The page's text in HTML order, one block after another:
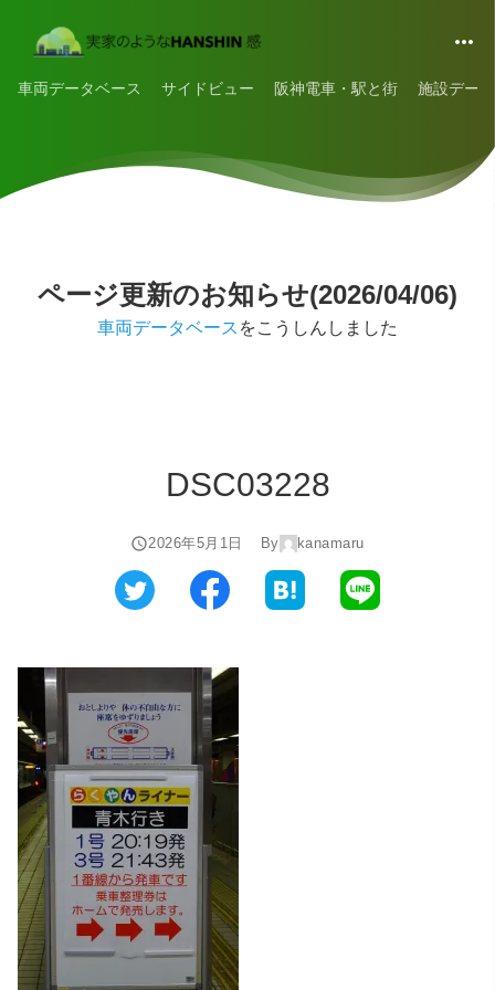
車両データベース サイドビュー 阪神電車・駅と街 施設デー
ページ更新のお知らせ(2026/04/06)
車両データベース をこうしんしました
DSC03228
2026年5月1日 By kanamaru